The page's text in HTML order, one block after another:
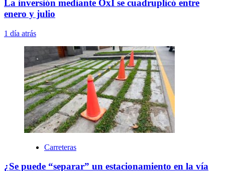
La inversión mediante OxI se cuadruplicó entre
enero y julio
1 día atrás
Carreteras
¿Se puede “separar” un estacionamiento en la vía